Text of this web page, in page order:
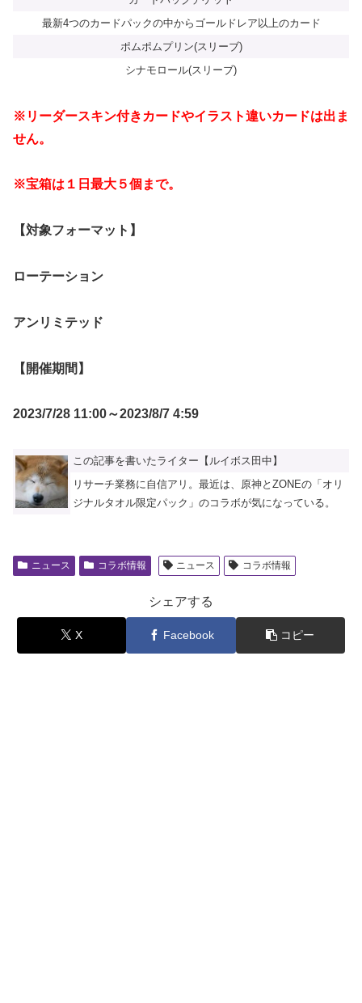
最新4つのカードパックの中からゴールドレア以上のカード
ポムポムプリン(スリーブ)
シナモロール(スリーブ)
※リーダースキン付きカードやイラスト違いカードは出ま
せん。
※宝箱は１日最大５個まで。
【対象フォーマット】
ローテーション
アンリミテッド
【開催期間】
2023/7/28 11:00～2023/8/7 4:59
この記事を書いたライター【ルイボス田中】
リサーチ業務に自信アリ。最近は、原神とZONEの「オリ
ジナルタオル限定パック」のコラボが気になっている。
ニュース コラボ情報 ニュース コラボ情報
シェアする
X Facebook コピー